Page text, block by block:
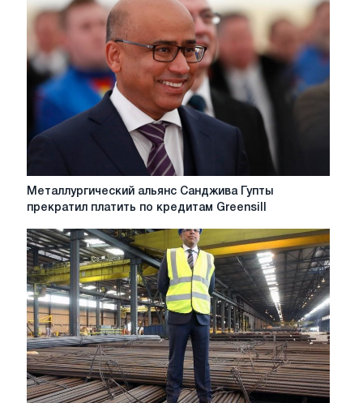
своей
непричастности
проблемам
Liberty
Steel
GFG
Alliance
Металлургический
Гупты
прекратил
платить
по
кредитам
Greensill
Металлургический альянс Санджива Гупты
прекратил платить по кредитам Greensill